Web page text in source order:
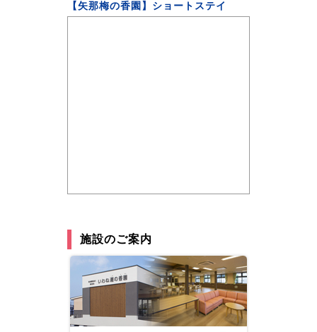
【矢那梅の香園】ショートステイ
施設のご案内